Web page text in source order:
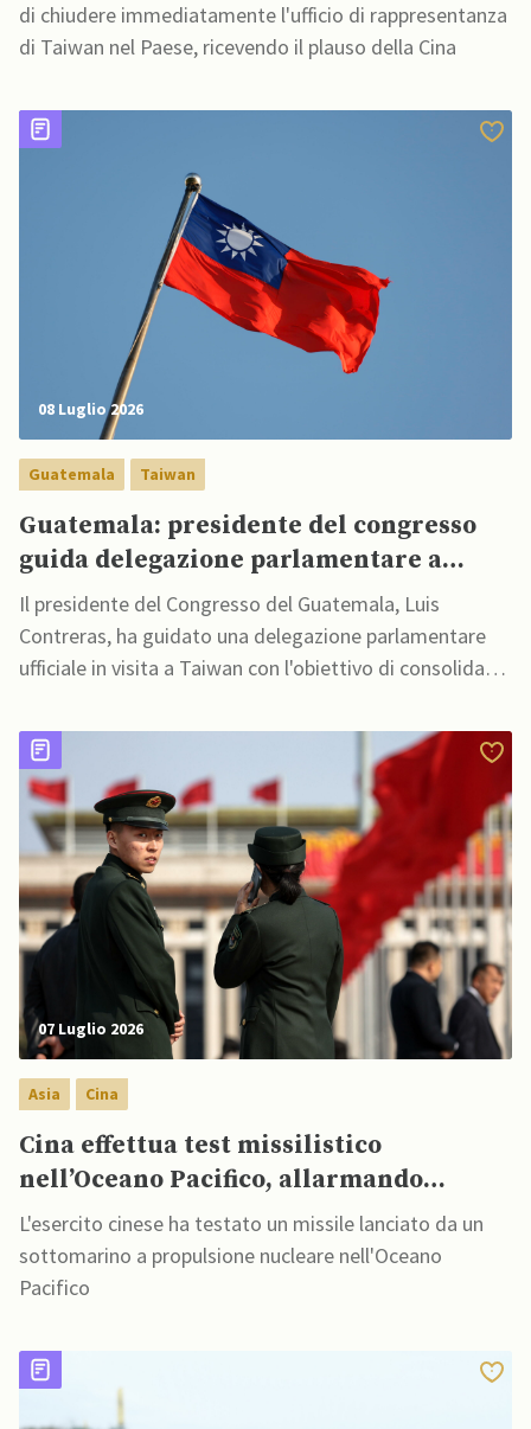
di chiudere immediatamente l'ufficio di rappresentanza
di Taiwan nel Paese, ricevendo il plauso della Cina
08 Luglio 2026
Guatemala Taiwan
Guatemala: presidente del congresso
guida delegazione parlamentare a
Taiwan
Il presidente del Congresso del Guatemala, Luis
Contreras, ha guidato una delegazione parlamentare
ufficiale in visita a Taiwan con l'obiettivo di consolidare
07 Luglio 2026
Asia Cina
Cina effettua test missilistico
nell’Oceano Pacifico, allarmando
potenze regionali
L'esercito cinese ha testato un missile lanciato da un
sottomarino a propulsione nucleare nell'Oceano
Pacifico